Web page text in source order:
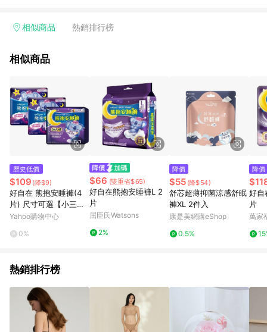
App下單，不符合LINE購物贈點資格。
相似商品 熱銷排行榜
相似商品
歷史低價
$109 (降$9)
好自在 熊抱安睡褲(4
片) 尺寸可選【小三美
日】D836982
Yahoo購物中心
0%
$66 (雙重省$65)
好自在熊抱安睡褲L 2
片
屈臣氏Watsons
2%
降價
$55 (降$54)
舒芯超薄抑菌涼感舒眠
褲XL 2件入
康是美網購eShop
0.5%
降價
好自
片
萬家
熱銷排行榜